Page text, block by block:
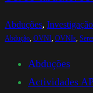
Abduções, Investigação
Abdução OVNI OVNIs
Abduções
Actividades